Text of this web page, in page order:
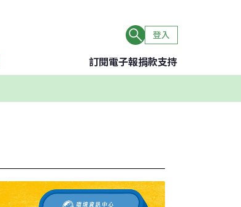
登入
訂閱電子報捐款支持